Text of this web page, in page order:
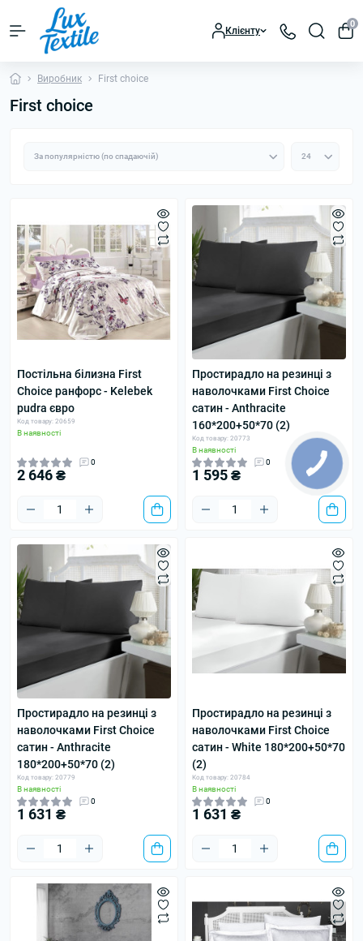
Клієнту
0
Виробник First choice
First choice
Постільна білизна First
Choice ранфорс - Kelebek
pudra євро
Код товару: 20659
В наявності
0
2 646 ₴
Простирадло на резинці з
наволочками First Choice
сатин - Anthracite
160*200+50*70 (2)
Код товару: 20773
В наявності
0
1 595 ₴
Простирадло на резинці з
наволочками First Choice
сатин - Anthracite
180*200+50*70 (2)
Код товару: 20779
В наявності
0
1 631 ₴
Простирадло на резинці з
наволочками First Choice
сатин - White 180*200+50*70
(2)
Код товару: 20784
В наявності
0
1 631 ₴